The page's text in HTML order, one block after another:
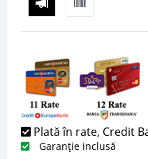
Plată în rate, Credit
Garanție inclusă